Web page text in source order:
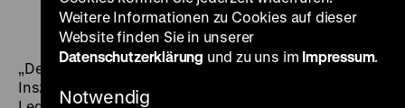
Harry Liedtke, Andja Zimowa, 60‘
„Der ideologische Kern des Films und der Fokus der
Inszenierung gilt letztlich nicht der Frage nach der
Weitere Informationen zu Cookies auf dieser
Website finden Sie in unserer
Datenschutzerklärung und zu uns im Impressum.
Notwendig